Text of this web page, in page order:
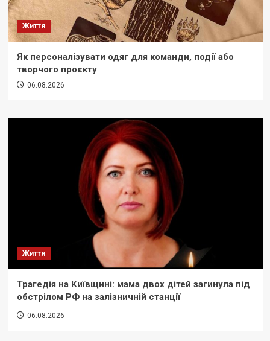
Життя
Як персоналізувати одяг для команди, події або
творчого проєкту
06.08.2026
Життя
Трагедія на Київщині: мама двох дітей загинула під
обстрілом РФ на залізничній станції
06.08.2026